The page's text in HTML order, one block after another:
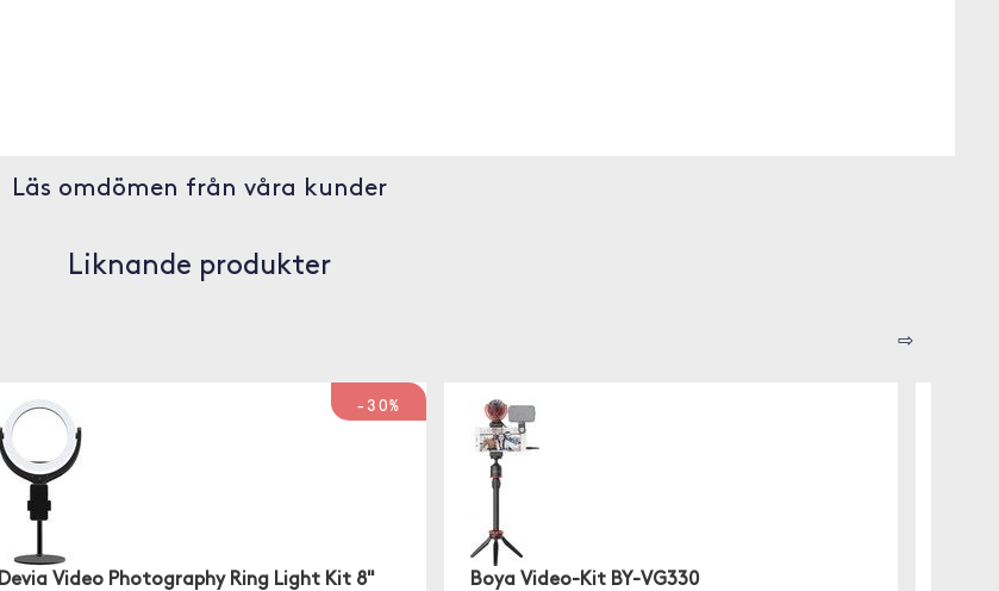
Läs omdömen från våra kunder
Liknande produkter
⇨
-30%
Devia Video Photography Ring Light Kit 8"
Boya Video-Kit BY-VG330